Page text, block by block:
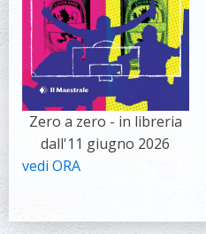
Zero a zero - in libreria
dall'11 giugno 2026
vedi ORA